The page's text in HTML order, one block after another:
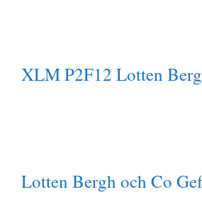
XLM P2F12 Lotten
Lotten Bergh och Co